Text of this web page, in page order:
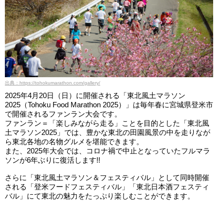
出典：https://tohokumarathon.com/gallery/
2025年4月20日（日）に開催される「東北風土マラソン
2025（Tohoku Food Marathon 2025）」は毎年春に宮城県登米市
で開催されるファンラン大会です。
ファンラン＝「楽しみながら走る」ことを目的とした「東北風
土マラソン2025」では、豊かな東北の田園風景の中を走りなが
ら東北各地の名物グルメを堪能できます。
また、2025年大会では、コロナ禍で中止となっていたフルマラ
ソンが6年ぶりに復活します!!
さらに「東北風土マラソン＆フェスティバル」として同時開催
される「登米フードフェスティバル」「東北日本酒フェスティ
バル」にて東北の魅力をたっぷり楽しむことができます。